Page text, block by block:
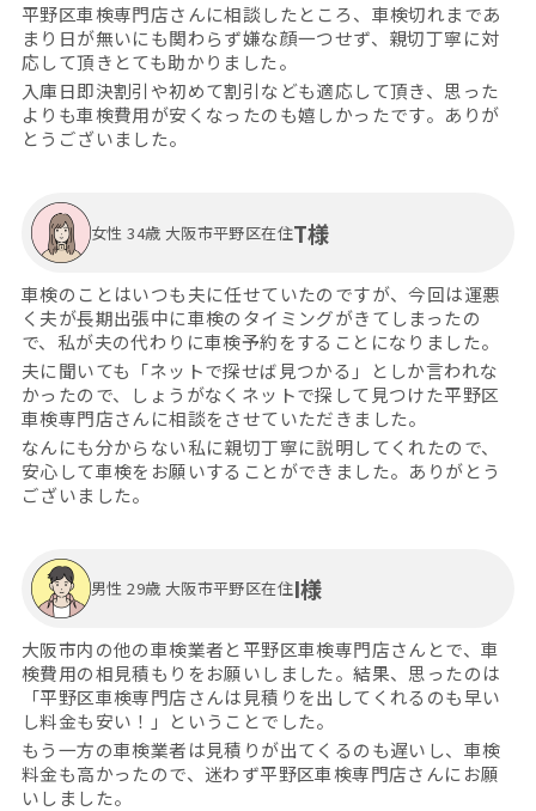
平野区車検専門店さんに相談したところ、車検切れまであ
まり日が無いにも関わらず嫌な顔一つせず、親切丁寧に対
応して頂きとても助かりました。
入庫日即決割引や初めて割引なども適応して頂き、思った
よりも車検費用が安くなったのも嬉しかったです。ありが
とうございました。
女性 34歳 大阪市平野区在住T様
車検のことはいつも夫に任せていたのですが、今回は運悪
く夫が長期出張中に車検のタイミングがきてしまったの
で、私が夫の代わりに車検予約をすることになりました。
夫に聞いても「ネットで探せば見つかる」としか言われな
かったので、しょうがなくネットで探して見つけた平野区
車検専門店さんに相談をさせていただきました。
なんにも分からない私に親切丁寧に説明してくれたので、
安心して車検をお願いすることができました。ありがとう
ございました。
男性 29歳 大阪市平野区在住I様
大阪市内の他の車検業者と平野区車検専門店さんとで、車
検費用の相見積もりをお願いしました。結果、思ったのは
「平野区車検専門店さんは見積りを出してくれるのも早い
し料金も安い！」ということでした。
もう一方の車検業者は見積りが出てくるのも遅いし、車検
料金も高かったので、迷わず平野区車検専門店さんにお願
いしました。